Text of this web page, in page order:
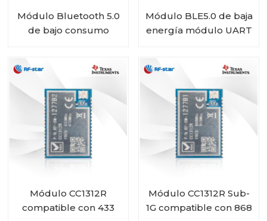
Módulo Bluetooth 5.0
de bajo consumo
nórdico nRF52810 RF-
BM-ND04CI
Módulo BLE5.0 de baja
energía módulo UART
Módulo CC1312R
compatible con 433
Módulo CC1312R Sub-
1G compatible con 868